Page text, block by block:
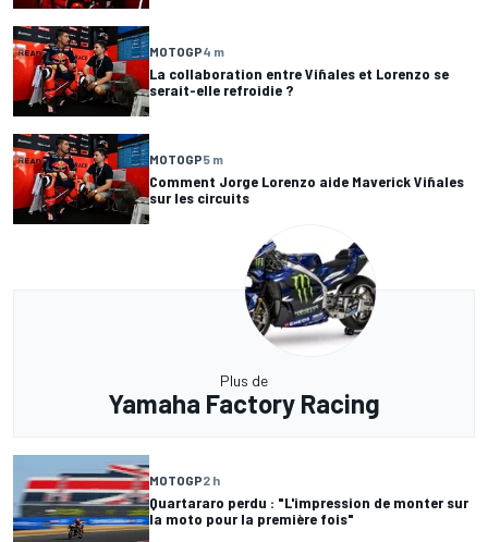
MOTOGP4 m
La collaboration entre Viñales et Lorenzo se
serait-elle refroidie ?
MOTOGP5 m
Comment Jorge Lorenzo aide Maverick Viñales
sur les circuits
Plus de
Yamaha Factory Racing
MOTOGP2 h
Quartararo perdu : "L'impression de monter sur
la moto pour la première fois"